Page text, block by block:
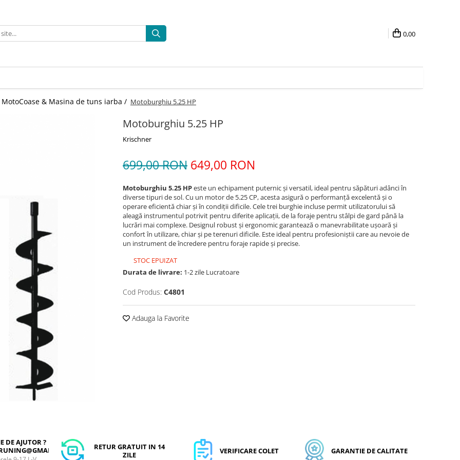
0,00
MotoCoase & Masina de tuns iarba / Motoburghiu 5.25 HP
Motoburghiu 5.25 HP
Krischner
699,00 RON 649,00 RON
Motoburghiu 5.25 HPeste un echipament puternic și versatil, ideal pentru săpături adânci în
diverse tipuri de sol. Cu un motor de 5.25 CP, acesta asigură o performanță excelentă și o
operare eficientă chiar și în condiții dificile. Cele trei burghie incluse permit utilizatorului să
aleagă instrumentul potrivit pentru diferite aplicații, de la foraje pentru stâlpi de gard până la
lucrări mai complexe. Designul robust și ergonomic garantează o manevrabilitate ușoară și
confort în utilizare, chiar și pe terenuri dificile. Este ideal pentru profesioniștii care au nevoie de
un instrument de încredere pentru foraje rapide și precise.
STOC EPUIZAT
Durata de livrare: 1-2 zile Lucratoare
Cod Produs: C4801
Adauga la Favorite
DE AJUTOR ?
RETUR GRATUIT IN 14
ZILE
VERIFICARE COLET GARANTIE DE CALITATE